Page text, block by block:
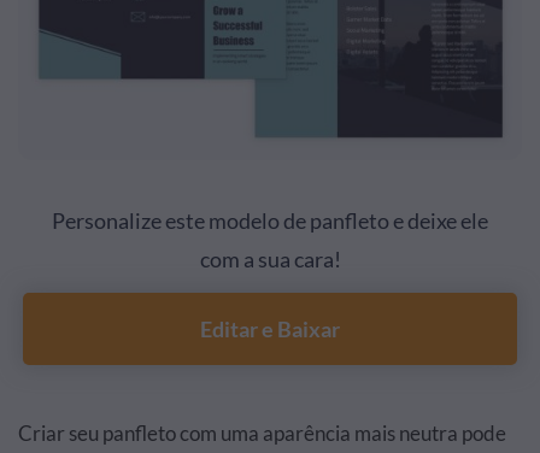
Personalize este modelo de panfleto e deixe ele
com a sua cara!
Editar e Baixar
Criar seu panfleto com uma aparência mais neutra pode